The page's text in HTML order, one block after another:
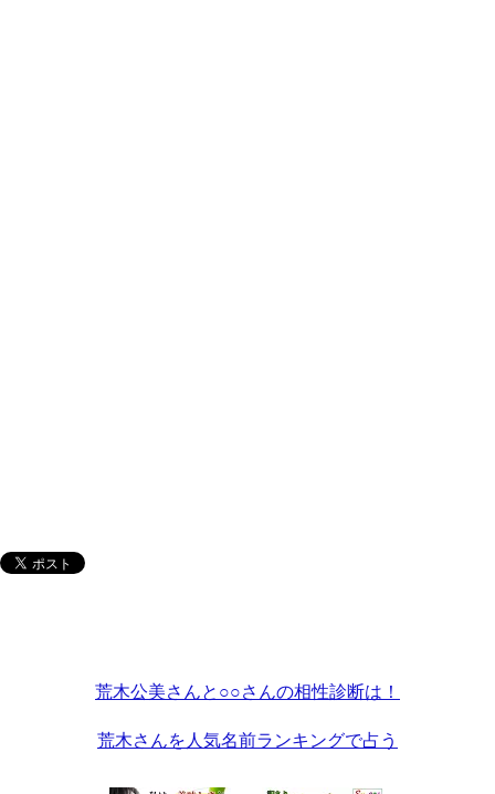
荒木公美さんと○○さんの相性診断は！
荒木さんを人気名前ランキングで占う